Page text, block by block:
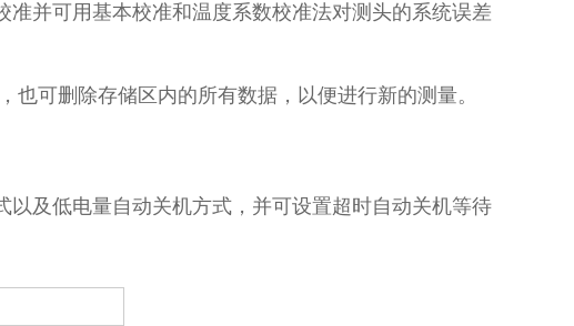
并可用基本校准和温度系数校准法对测头的系统误差
可删除存储区内的所有数据，以便进行新的测量。
及低电量自动关机方式，并可设置超时自动关机等待